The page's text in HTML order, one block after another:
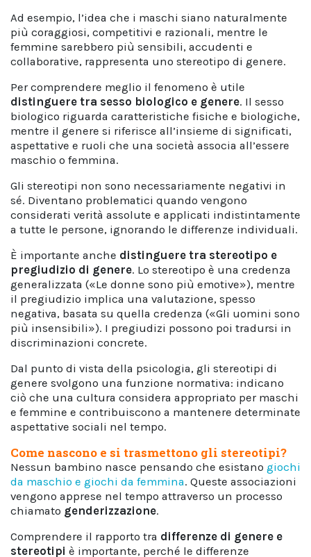
Ad esempio, l’idea che i maschi siano naturalmente
più coraggiosi, competitivi e razionali, mentre le
femmine sarebbero più sensibili, accudenti e
collaborative, rappresenta uno stereotipo di genere.
Per comprendere meglio il fenomeno è utile
distinguere tra sesso biologico e genere. Il sesso
biologico riguarda caratteristiche fisiche e biologiche,
mentre il genere si riferisce all’insieme di significati,
aspettative e ruoli che una società associa all’essere
maschio o femmina.
Gli stereotipi non sono necessariamente negativi in
sé. Diventano problematici quando vengono
considerati verità assolute e applicati indistintamente
a tutte le persone, ignorando le differenze individuali.
È importante anche distinguere tra stereotipo e
pregiudizio di genere. Lo stereotipo è una credenza
generalizzata («Le donne sono più emotive»), mentre
il pregiudizio implica una valutazione, spesso
negativa, basata su quella credenza («Gli uomini sono
più insensibili»). I pregiudizi possono poi tradursi in
discriminazioni concrete.
Dal punto di vista della psicologia, gli stereotipi di
genere svolgono una funzione normativa: indicano
ciò che una cultura considera appropriato per maschi
e femmine e contribuiscono a mantenere determinate
aspettative sociali nel tempo.
Come nascono e si trasmettono gli stereotipi?
Nessun bambino nasce pensando che esistano giochi
da maschio e giochi da femmina. Queste associazioni
vengono apprese nel tempo attraverso un processo
chiamato genderizzazione.
Comprendere il rapporto tra differenze di genere e
stereotipi è importante, perché le differenze